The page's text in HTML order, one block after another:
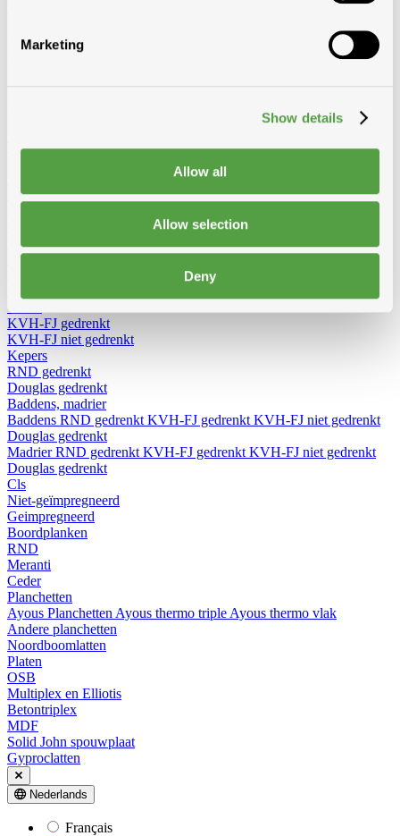
Marketing
Show details
Allow all
Allow selection
Deny
Alles van hout
afwerkingshout zoals planchetten, platen en boordplanken – bij
Toon alles van Hout
Epicia
Voligen
RND gedrenkt3/44/46/4
KVH-FJ gedrenkt
KVH-FJ niet gedrenkt
Kepers
RND gedrenkt
Douglas gedrenkt
Baddens, madrier
Baddens RND gedrenkt KVH-FJ gedrenkt KVH-FJ niet gedrenkt
Douglas gedrenkt
MadrierRND gedrenkt KVH-FJ gedrenkt KVH-FJ niet gedrenkt
Douglas gedrenkt
Cls
Niet-geïmpregneerd
Geimpregneerd
Boordplanken
RND
Meranti
Ceder
Planchetten
Ayous Planchetten Ayous thermo triple Ayous thermo vlak
Andere planchetten
Noordboomlatten
Platen
OSB
Multiplex en Elliotis
Betontriplex
MDF
Solid John spouwplaat
Gyproclatten
Nederlands
Français